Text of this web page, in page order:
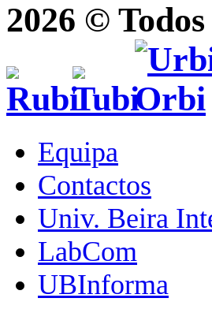
2026 ©
Equipa
Contactos
Univ. Beira
LabCom
UBInforma